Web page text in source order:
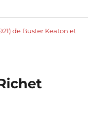
de Buster Keaton et